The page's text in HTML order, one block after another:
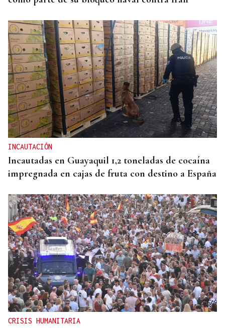
INCAUTACIÓN
Incautadas en Guayaquil 1,2 toneladas de cocaína
impregnada en cajas de fruta con destino a España
CRISIS HUMANITARIA